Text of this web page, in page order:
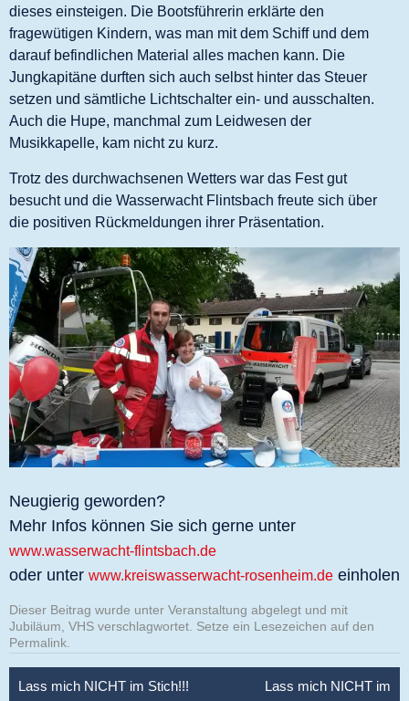
dieses einsteigen. Die Bootsführerin erklärte den
fragewütigen Kindern, was man mit dem Schiff und dem
darauf befindlichen Material alles machen kann. Die
Jungkapitäne durften sich auch selbst hinter das Steuer
setzen und sämtliche Lichtschalter ein- und ausschalten.
Auch die Hupe, manchmal zum Leidwesen der
Musikkapelle, kam nicht zu kurz.
Trotz des durchwachsenen Wetters war das Fest gut
besucht und die Wasserwacht Flintsbach freute sich über
die positiven Rückmeldungen ihrer Präsentation.
Neugierig geworden?
Mehr Infos können Sie sich gerne unter
www.wasserwacht-flintsbach.de
oder unter www.kreiswasserwacht-rosenheim.de einholen
Dieser Beitrag wurde unter Veranstaltung abgelegt und mit
Jubiläum, VHS verschlagwortet. Setze ein Lesezeichen auf den
Permalink.
Beitragsnavigation
Lass mich NICHT im Stich!!!
Lass mich NICHT im